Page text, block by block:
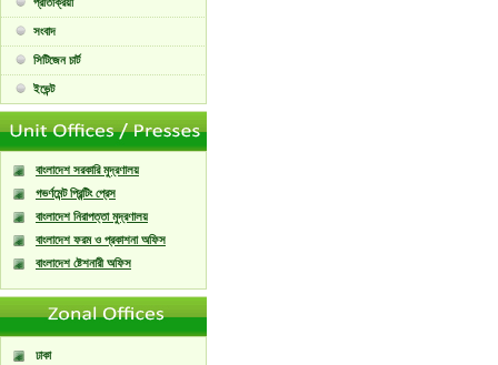
সংবাদ
সিটিজেন চার্ট
ইভেন্ট
বাংলাদেশ সরকারি মুদ্রণালয়
গভর্ণমেন্ট প্রিন্টিং প্রেস
বাংলাদেশ নিরাপত্তা মুদ্রণালয়
বাংলাদেশ ফরম ও প্রকাশনা অফিস
বাংলাদেশ ষ্টেশনারী অফিস
ঢাকা